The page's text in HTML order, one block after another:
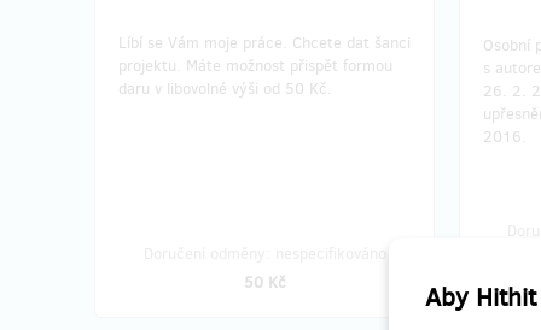
Aby
Líbí se Vám moje práce. Chcete dat šanci
projektu. Máte možnost přispět formou
daru v libovolné výši od 50 Kč.
Doručení odměny: nespecifikováno
50 Kč
Osobní
s
26. 2.
2016.